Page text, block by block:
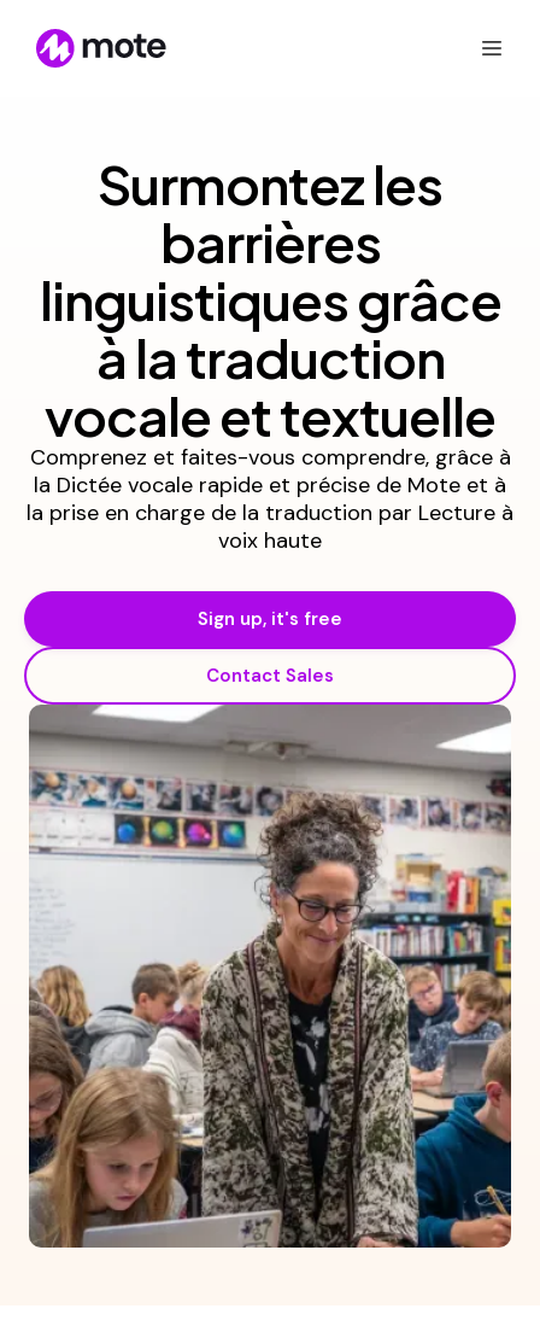
Surmontez les
barrières
linguistiques grâce
à la traduction
vocale et textuelle
Comprenez et faites-vous comprendre, grâce à
la Dictée vocale rapide et précise de Mote et à
la prise en charge de la traduction par Lecture à
voix haute
Sign up, it's free
Contact Sales